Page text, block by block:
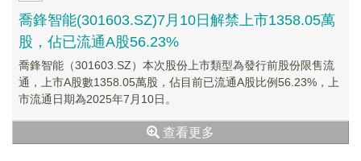
喬鋒智能(301603.SZ)7月10日解禁上市1358.05萬
股，佔已流通A股56.23%
喬鋒智能（301603.SZ）本次股份上市類型為發行前股份限售流
通，上市A股數1358.05萬股，佔目前已流通A股比例56.23%，上
市流通日期為2025年7月10日。
查看更多